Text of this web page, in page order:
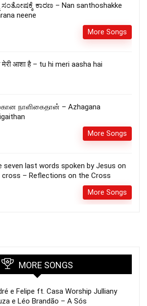
ಸಂತೋಷಕ್ಕೆ ಕಾರಣ – Nan santhoshakke
neene
More Songs
मेरी आशा है – tu hi meri aasha hai
நாளிகைதான் – Azhagana
More Songs
seven last words spoken by Jesus on
cross – Reflections on the Cross
More Songs
MORE SONGS
e Felipe ft. Casa Worship Julliany
e Léo Brandão – A Sós